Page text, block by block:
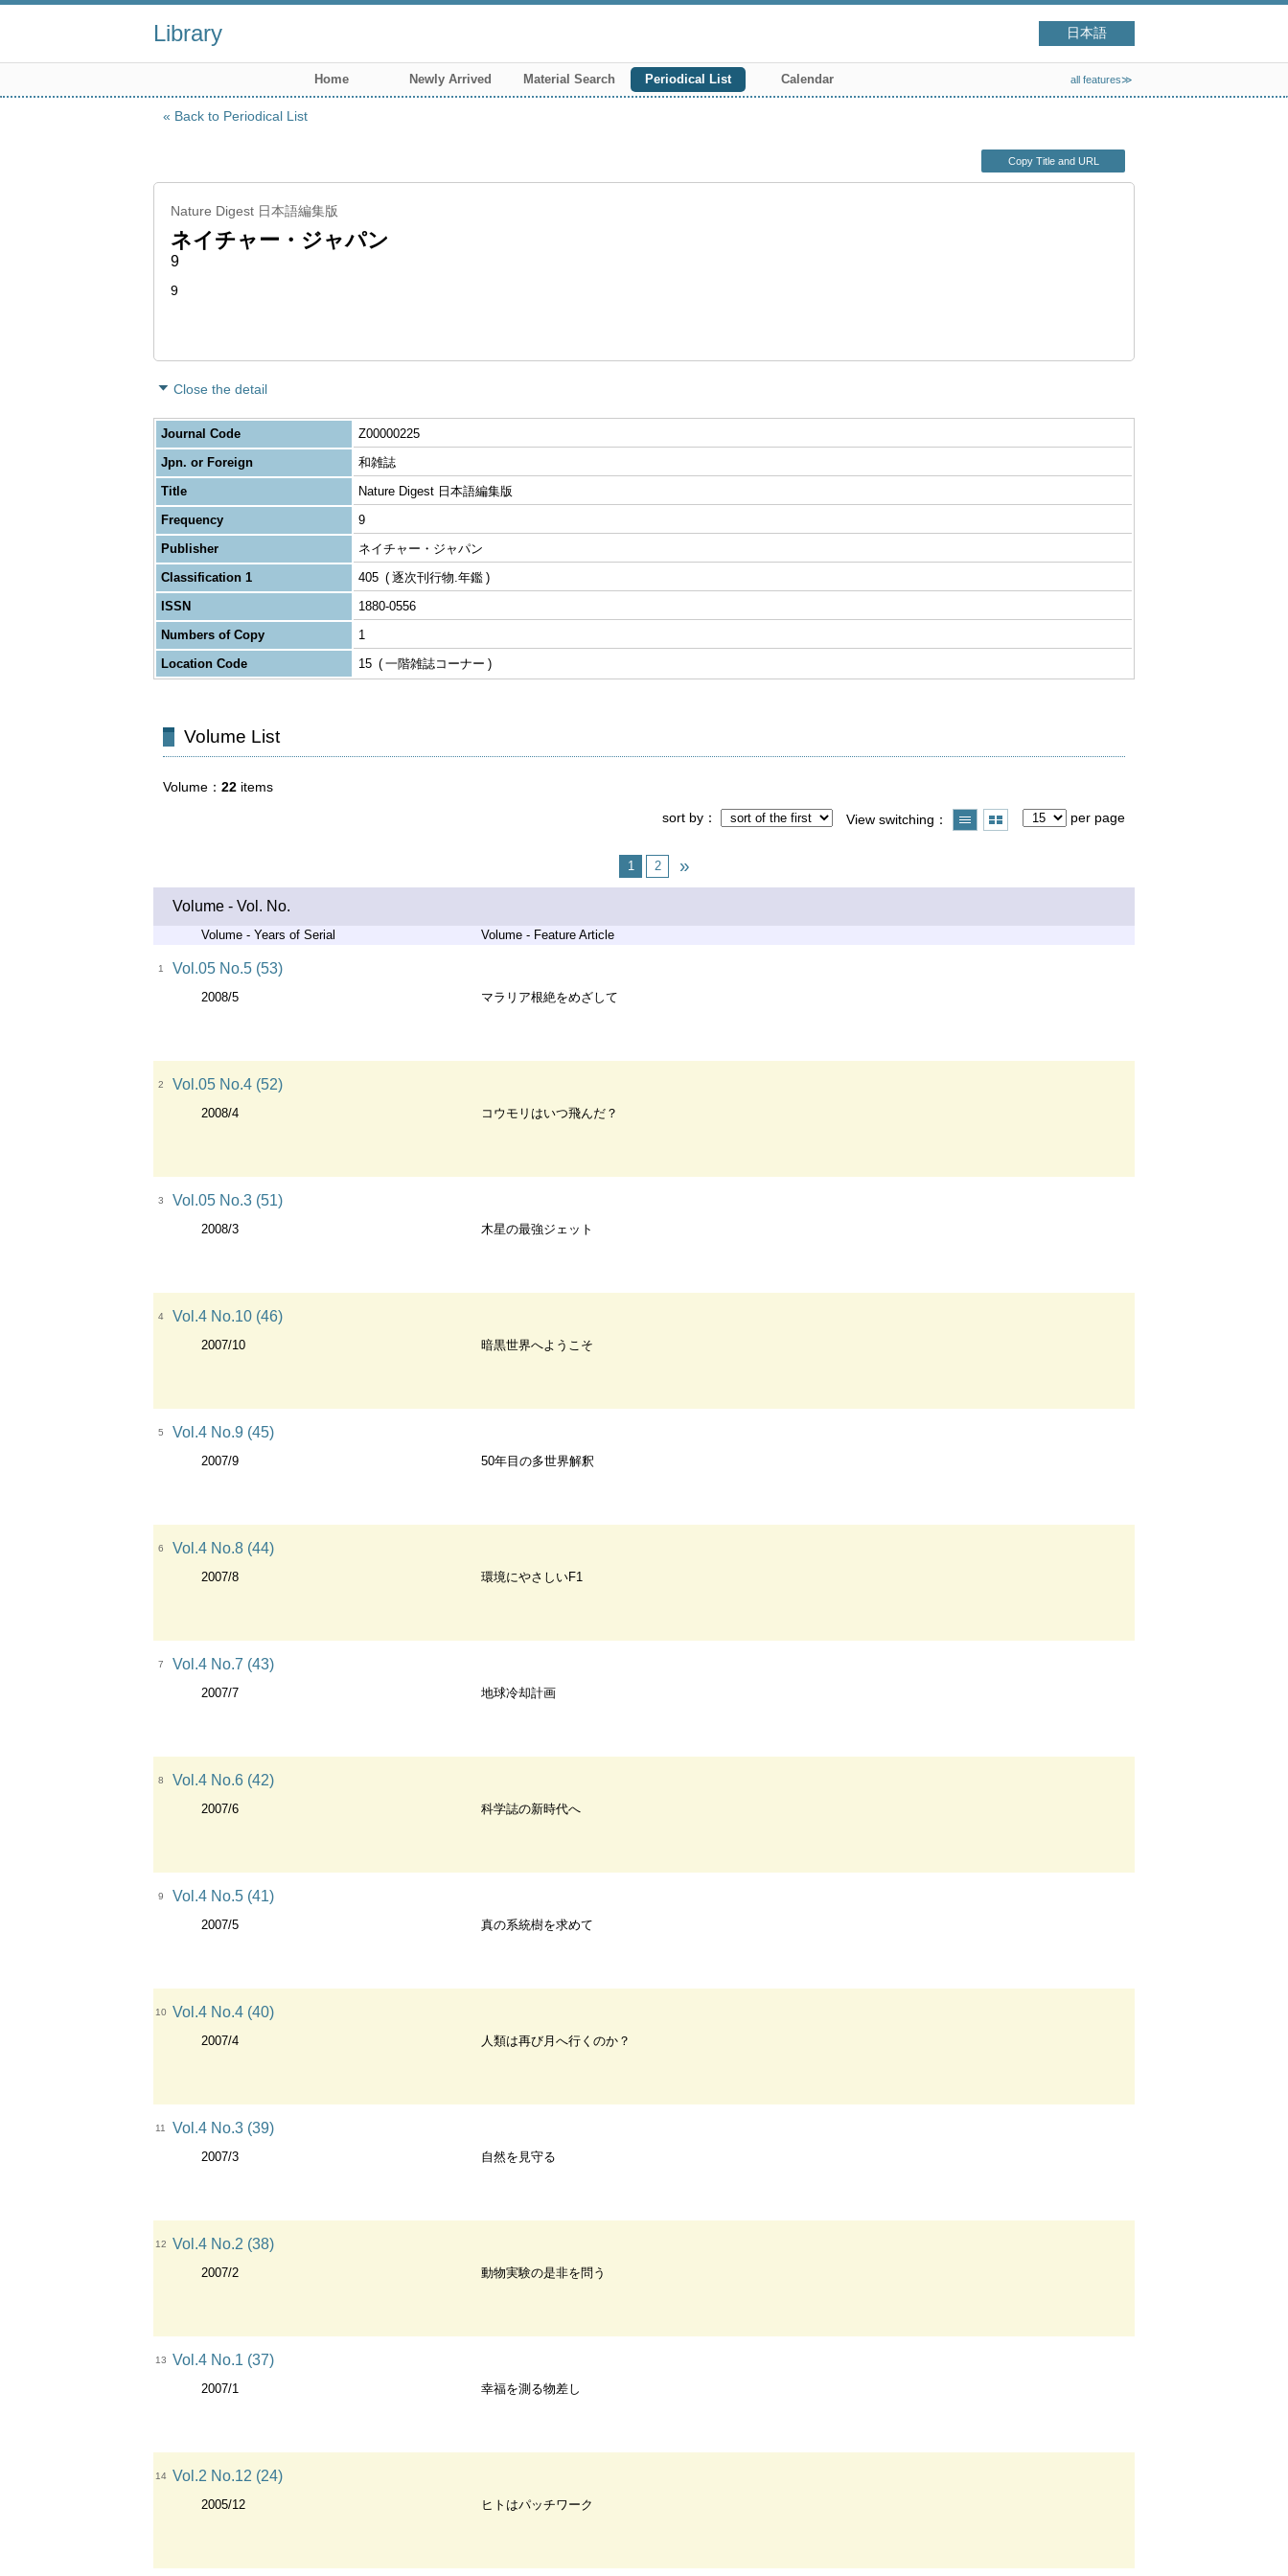
Library 日本語
Home Newly Arrived Material Search Periodical List Calendar all features≫
Back to Periodical List
Copy Title and URL
Nature Digest 日本語編集版
ネイチャー・ジャパン
9
9
Close the detail
Journal Code
Z00000225
Jpn. or Foreign
和雑誌
Title
Nature Digest 日本語編集版
Frequency
9
Publisher
ネイチャー・ジャパン
Classification 1
405
逐次刊行物.年鑑
ISSN
1880-0556
Numbers of Copy
1
Location Code
15 一階雑誌コーナー
Volume List
Volume 22 items
sort by
View switching per page
1 2
Volume - Vol. No.
Volume - Years of Serial Volume - Feature Article
1 Vol.05 No.5 (53)
2008/5 マラリア根絶をめざして
2 Vol.05 No.4 (52)
2008/4 コウモリはいつ飛んだ？
3 Vol.05 No.3 (51)
2008/3 木星の最強ジェット
4 Vol.4 No.10 (46)
2007/10 暗黒世界へようこそ
5 Vol.4 No.9 (45)
2007/9 50年目の多世界解釈
6 Vol.4 No.8 (44)
2007/8 環境にやさしいF1
7 Vol.4 No.7 (43)
2007/7 地球冷却計画
8 Vol.4 No.6 (42)
2007/6 科学誌の新時代へ
9 Vol.4 No.5 (41)
2007/5 真の系統樹を求めて
10 Vol.4 No.4 (40)
2007/4 人類は再び月へ行くのか？
11 Vol.4 No.3 (39)
2007/3 自然を見守る
12 Vol.4 No.2 (38)
2007/2 動物実験の是非を問う
13 Vol.4 No.1 (37)
2007/1 幸福を測る物差し
14 Vol.2 No.12 (24)
2005/12 ヒトはパッチワーク